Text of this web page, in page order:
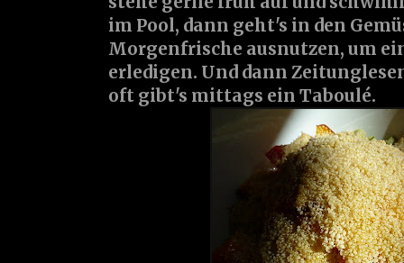
im Pool, dann geht's in den
Morgenfrische ausnutzen, um
erledigen. Und dann
oft gibt's mittags ein Taboulé.